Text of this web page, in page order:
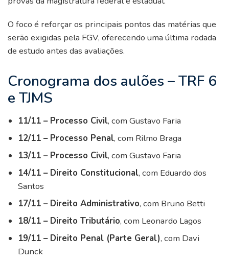
O foco é reforçar os principais pontos das matérias que
serão exigidas pela FGV, oferecendo uma última rodada
de estudo antes das avaliações.
Cronograma dos aulões – TRF 6
e TJMS
11/11 – Processo Civil, com Gustavo Faria
12/11 – Processo Penal, com Rilmo Braga
13/11 – Processo Civil, com Gustavo Faria
14/11 – Direito Constitucional, com Eduardo dos
Santos
17/11 – Direito Administrativo, com Bruno Betti
18/11 – Direito Tributário, com Leonardo Lagos
19/11 – Direito Penal (Parte Geral), com Davi
Dunck